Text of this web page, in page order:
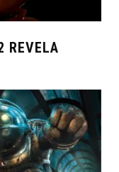
REVELA